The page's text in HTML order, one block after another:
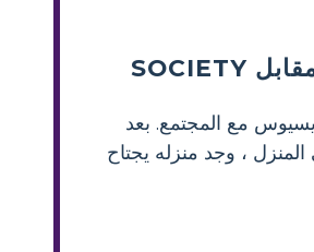
مع المجتمع. بعد
المنزل ، وجد منزله يجتاح